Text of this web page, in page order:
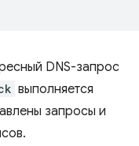
DNS-запрос
выполняется
запросы и